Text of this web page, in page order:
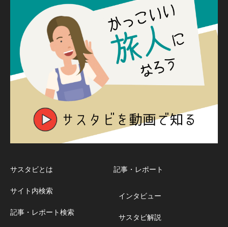
サスタビとは
サイト内検索
記事・レポート検索
記事・レポート
インタビュー
サスタビ解説